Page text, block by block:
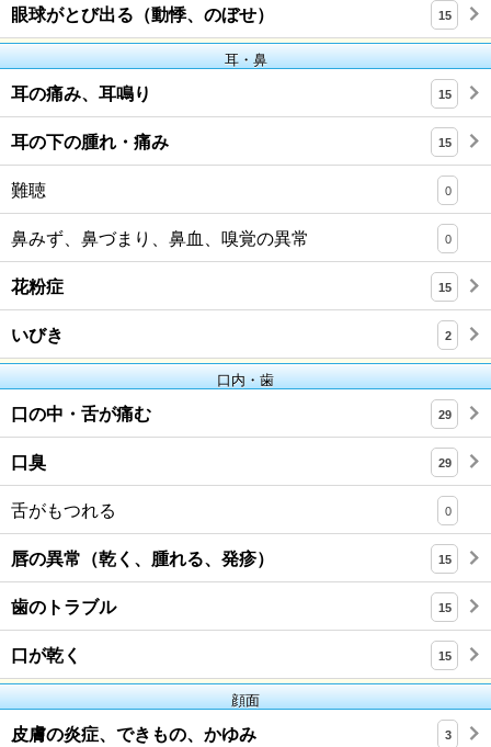
眼球がとび出る（動悸、のぼせ） 15
耳・鼻
耳の痛み、耳鳴り 15
耳の下の腫れ・痛み 15
難聴 0
鼻みず、鼻づまり、鼻血、嗅覚の異常 0
花粉症 15
いびき 2
口内・歯
口の中・舌が痛む 29
口臭 29
舌がもつれる 0
唇の異常（乾く、腫れる、発疹） 15
歯のトラブル 15
口が乾く 15
顔面
皮膚の炎症、できもの、かゆみ 3